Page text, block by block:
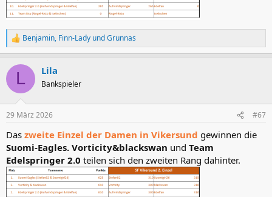
R
e
k
i
e
:
Benjamin, Finn-Lady undGrunnas
L Lila
Bankspieler
29 März 2026 #67
Das zweite Einzel der Damen in Vikersund gewinnen die
Suomi-Eagles. Vorticity&blackswan und Team
Edelspringer 2.0 teilen sich den zweiten Rang dahinter.